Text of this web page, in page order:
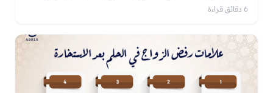
ابن سيرين.
6 دقائق قراءة